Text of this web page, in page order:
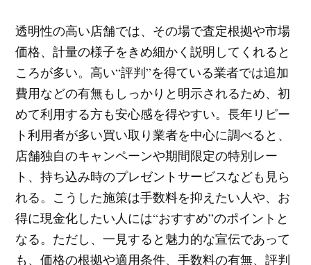
透明性の高い店舗では、その場で査定根拠や市場
価格、計量の様子をきめ細かく説明してくれると
ころが多い。高い“評判”を得ている業者では追加
費用などの有無もしっかりと明示されるため、初
めて利用する方も安心感を得やすい。長年リピー
ト利用者が多い買い取り業者を中心に調べると、
店舗独自のキャンペーンや期間限定の特別レー
ト、持ち込み時のプレゼントサービスなども見ら
れる。こうした施策は手数料を抑えたい人や、お
得に現金化したい人には“おすすめ”のポイントと
なる。ただし、一見すると魅力的な宣伝であって
も、価格の根拠や適用条件、手数料の有無、評判